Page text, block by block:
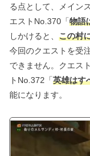
る点として、メイン
エストNo.370「物語
しかけると、 この村
今回のクエストを受
できません。クエス
トNo.372「英雄はす
能になります。